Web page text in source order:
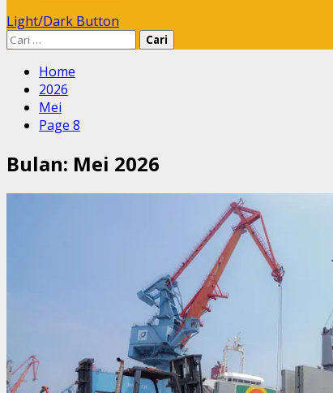
Light/Dark Button
Cari
Home
2026
Mei
Page 8
Bulan: Mei 2026